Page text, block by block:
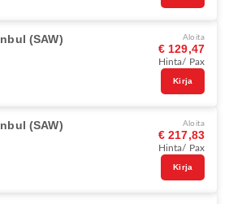
(SAW) Aloita
€ 129,47
Hinta/ Pax
Kirja
(SAW) Aloita
€ 217,83
Hinta/ Pax
Kirja